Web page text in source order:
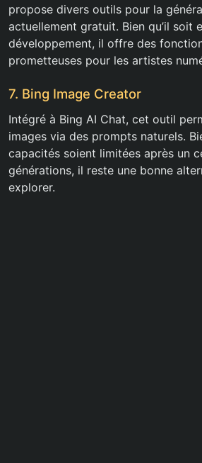
propose divers outils pour la
actuellement gratuit. Bien qu’il soit
développement, il offre des
prometteuses pour les artistes
7. Bing Image Creator
Intégré à Bing AI Chat, cet outil
images via des prompts naturels.
capacités soient limitées après un
générations, il reste une bonne
explorer.